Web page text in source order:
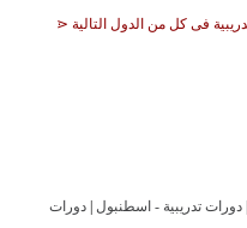
فى كل من الدول التالية ⋖
دورات تدريبية - اسطنبول دورات